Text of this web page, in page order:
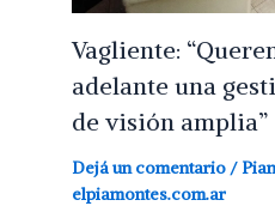
Vagliente:
adelante una
de visión amplia”
Dejá un comentario /
elpiamontes.com.ar